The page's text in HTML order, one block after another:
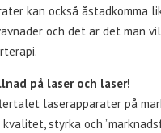
kan också åstadkomma
och det är det man
på laser och laser!
laserapparater på
styrka och